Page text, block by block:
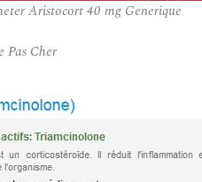
Aristocort 40 mg Generique
Pas Cher